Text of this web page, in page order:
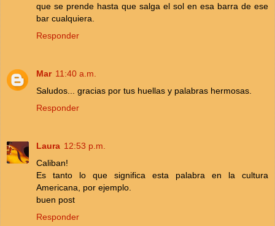
que se prende hasta que salga el sol en esa barra de ese
bar cualquiera.
Responder
Mar 11:40 a.m.
Saludos... gracias por tus huellas y palabras hermosas.
Responder
Laura 12:53 p.m.
Caliban!
Es tanto lo que significa esta palabra en la cultura
Americana, por ejemplo.
buen post
Responder